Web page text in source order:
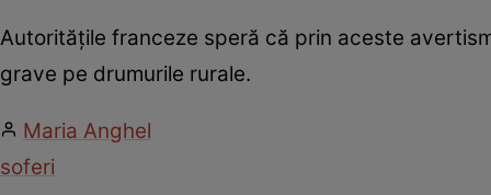
Autoritățile franceze speră că prin aceste
grave pe drumurile rurale.
Maria Anghel
soferi